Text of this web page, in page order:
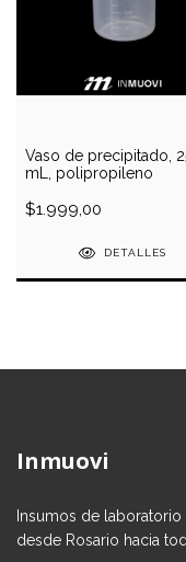
Vaso de precipitado,
mL, polipropileno
$1.999,00
DETALLES
Inmuovi
Insumos de
desde Rosario hacia